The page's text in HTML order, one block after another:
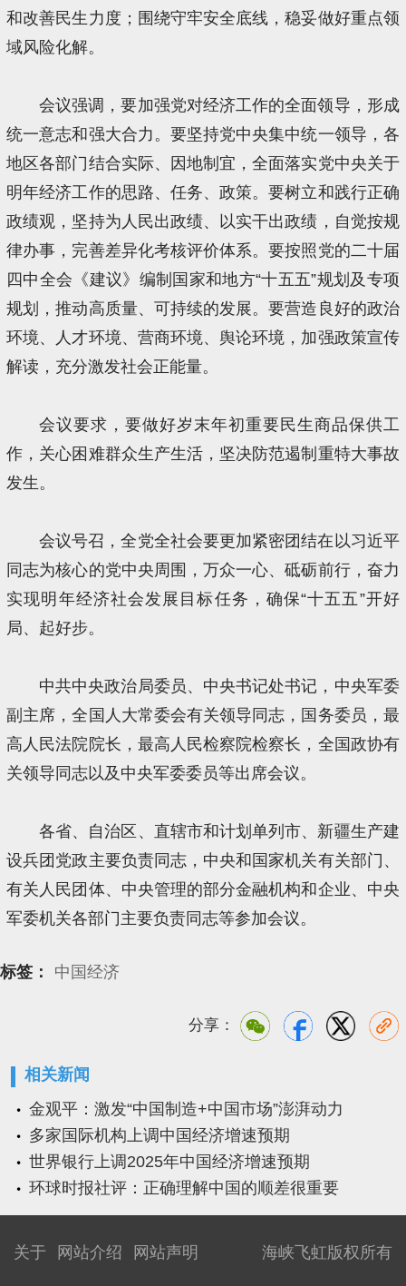
和改善民生力度；围绕守牢安全底线，稳妥做好重点领
域风险化解。
会议强调，要加强党对经济工作的全面领导，形成
统一意志和强大合力。要坚持党中央集中统一领导，各
地区各部门结合实际、因地制宜，全面落实党中央关于
明年经济工作的思路、任务、政策。要树立和践行正确
政绩观，坚持为人民出政绩、以实干出政绩，自觉按规
律办事，完善差异化考核评价体系。要按照党的二十届
四中全会《建议》编制国家和地方“十五五”规划及专项
规划，推动高质量、可持续的发展。要营造良好的政治
环境、人才环境、营商环境、舆论环境，加强政策宣传
解读，充分激发社会正能量。
会议要求，要做好岁末年初重要民生商品保供工
作，关心困难群众生产生活，坚决防范遏制重特大事故
发生。
会议号召，全党全社会要更加紧密团结在以习近平
同志为核心的党中央周围，万众一心、砥砺前行，奋力
实现明年经济社会发展目标任务，确保“十五五”开好
局、起好步。
中共中央政治局委员、中央书记处书记，中央军委
副主席，全国人大常委会有关领导同志，国务委员，最
高人民法院院长，最高人民检察院检察长，全国政协有
关领导同志以及中央军委委员等出席会议。
各省、自治区、直辖市和计划单列市、新疆生产建
设兵团党政主要负责同志，中央和国家机关有关部门、
有关人民团体、中央管理的部分金融机构和企业、中央
军委机关各部门主要负责同志等参加会议。
标签： 中国经济
分享：
相关新闻
金观平：激发“中国制造+中国市场”澎湃动力
多家国际机构上调中国经济增速预期
世界银行上调2025年中国经济增速预期
环球时报社评：正确理解中国的顺差很重要
海峡飞虹版权所有
关于 网站介绍 网站声明